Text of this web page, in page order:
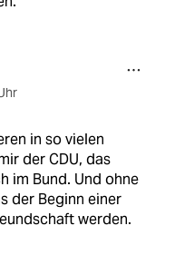
in so vielen
der CDU, das
im Bund. Und ohne
der Beginn einer
werden.